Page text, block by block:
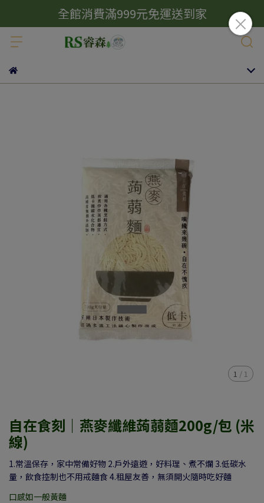
全館消費滿999元免運送到家
1 / 1
自在食刻｜燕麥纖維蒟蒻麵200g/包 (米
線)
1.常溫保存，家中常備好物 2.戶外遠遊，好料理、煮不爛 3.低碳水
量，飲食控制也不用戒麵食 4.租屋友善，無須開火隨時吃好麵
口感如一般黃麵